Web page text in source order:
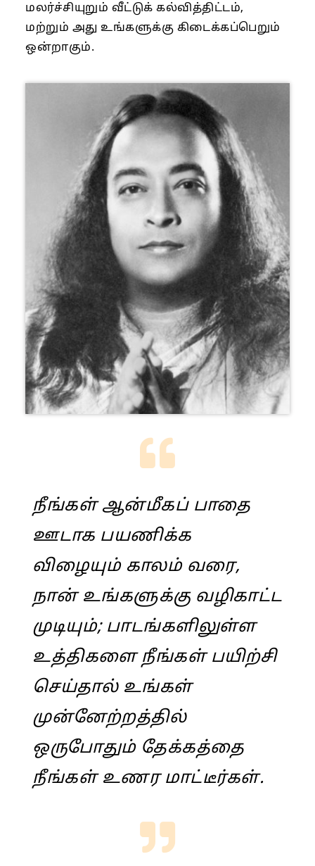
மலர்ச்சியுறும் வீட்டுக் கல்வித்திட்டம்,
மற்றும் அது உங்களுக்கு கிடைக்கப்பெறும்
ஒன்றாகும்.
நீங்கள் ஆன்மீகப் பாதை
ஊடாக பயணிக்க
விழையும் காலம் வரை,
நான் உங்களுக்கு வழிகாட்ட
முடியும்; பாடங்களிலுள்ள
உத்திகளை நீங்கள் பயிற்சி
செய்தால் உங்கள்
முன்னேற்றத்தில்
ஒருபோதும் தேக்கத்தை
நீங்கள் உணர மாட்டீர்கள்.